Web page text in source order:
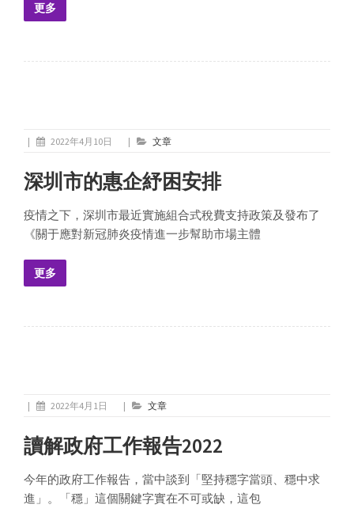
更多
| 2022年4月10日 | 文章
深圳市的惠企紓困安排
疫情之下，深圳市最近實施組合式稅費支持政策及發布了
《關于應對新冠肺炎疫情進一步幫助市場主體
更多
| 2022年4月1日 | 文章
讀解政府工作報告2022
今年的政府工作報告，當中談到「堅持穩字當頭、穩中求
進」。「穩」這個關鍵字實在不可或缺，這包